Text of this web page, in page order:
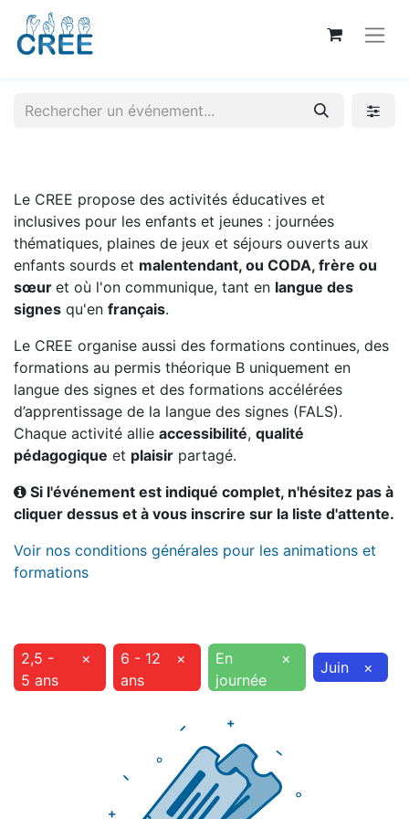
Le CREE propose des activités éducatives et
inclusives pour les enfants et jeunes : journées
thématiques, plaines de jeux et séjours ouverts aux
enfants sourds et malentendant, ou CODA, frère ou
sœur et où l'on communique, tant en langue des
signes qu'en français.
Le CREE organise aussi des formations continues, des
formations au permis théorique B uniquement en
langue des signes et des formations accélérées
d’apprentissage de la langue des signes (FALS).
Chaque activité allie accessibilité, qualité
pédagogique et plaisir partagé.
Si l'événement est indiqué complet, n'hésitez pas à
cliquer dessus et à vous inscrire sur la liste d'attente.
Voir nos conditions générales pour les animations et
formations
2,5 -
5 ans
×
6 - 12
ans
×
En
journée
× Juin ×